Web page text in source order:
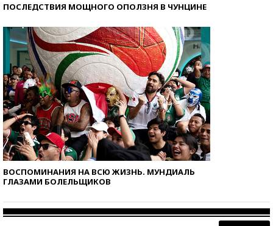
ПОСЛЕДСТВИЯ МОЩНОГО ОПОЛЗНЯ В ЧУНЦИНЕ
ВОСПОМИНАНИЯ НА ВСЮ ЖИЗНЬ. МУНДИАЛЬ
ГЛАЗАМИ БОЛЕЛЬЩИКОВ